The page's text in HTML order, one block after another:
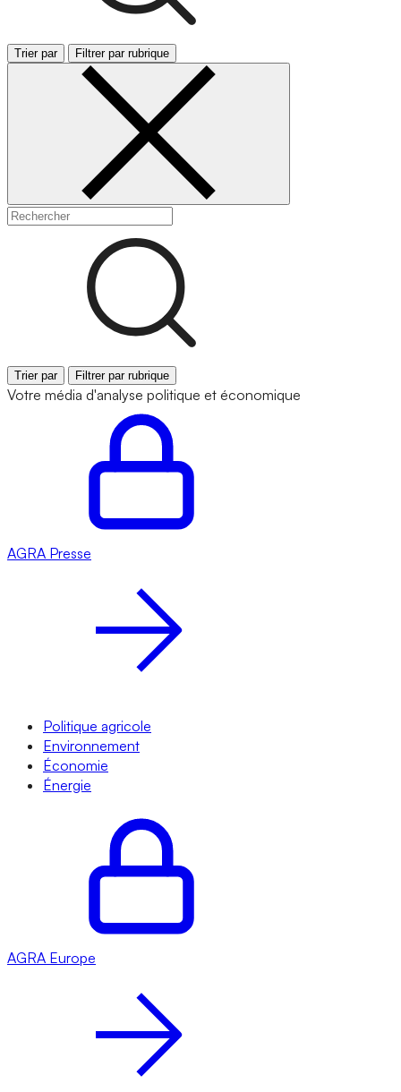
Trier par Filtrer par rubrique
Trier par Filtrer par rubrique
Votre média d'analyse politique et économique
AGRA Presse
Politique agricole
Environnement
Économie
Énergie
AGRA Europe